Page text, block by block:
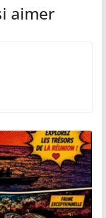
aimer